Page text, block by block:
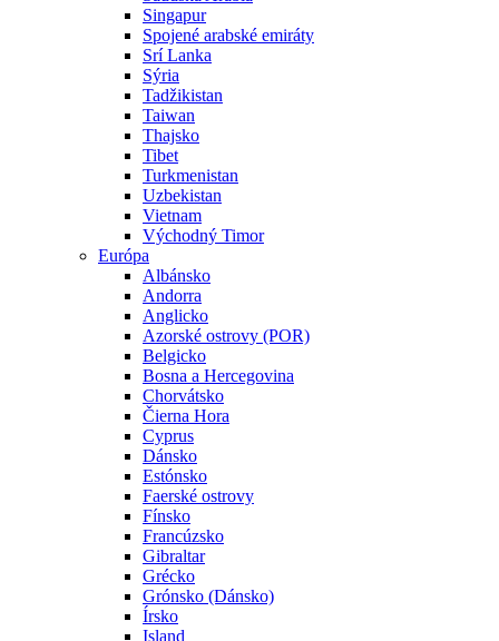
Singapur
Spojené arabské emiráty
Srí Lanka
Sýria
Tadžikistan
Taiwan
Thajsko
Tibet
Turkmenistan
Uzbekistan
Vietnam
Východný Timor
Európa
Albánsko
Andorra
Anglicko
Azorské ostrovy (POR)
Belgicko
Bosna a Hercegovina
Chorvátsko
Čierna Hora
Cyprus
Dánsko
Estónsko
Faerské ostrovy
Fínsko
Francúzsko
Gibraltar
Grécko
Grónsko (Dánsko)
Írsko
Island